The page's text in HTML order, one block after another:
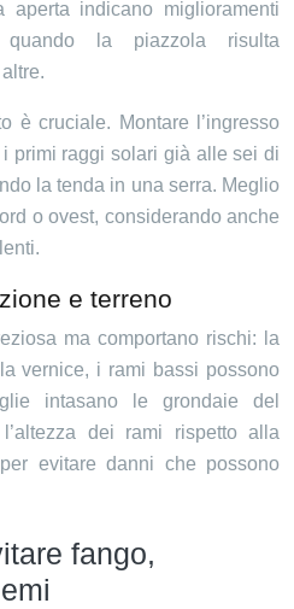
aperta indicano miglioramenti
la piazzola risulta
è cruciale. Montare l’ingresso
primi raggi solari già alle sei di
la tenda in una serra. Meglio
o ovest, considerando anche
e terreno
ma comportano rischi: la
vernice, i rami bassi possono
intasano le grondaie del
dei rami rispetto alla
per evitare danni che possono
fango,